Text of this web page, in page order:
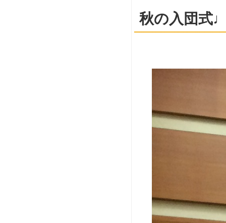
秋の入団式